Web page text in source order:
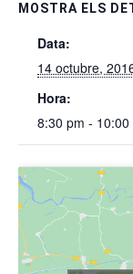
MOSTRA ELS
Data:
14 octubre,
Hora:
8:30 pm - 10:00